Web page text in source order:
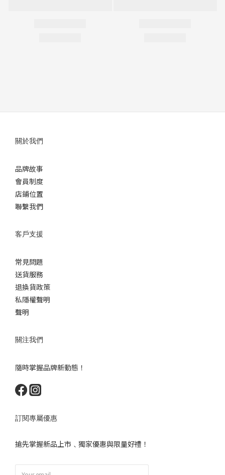
關於我們
品牌故事
會員制度
店鋪位置
聯繫我們
客戶支援
常見問題
送貨服務
退換貨政策
私隱權聲明
聲明
關注我們
隨時掌握品牌新動態！
訂閱專屬優惠
搶先掌握新品上市﹑獨家優惠與限量好禮！